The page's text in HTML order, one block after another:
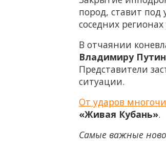
пород, ставит под
соседних
В отчаянии
Владимиру
Представители
ситуации.
От ударов
«Живая Кубань».
Самые важные